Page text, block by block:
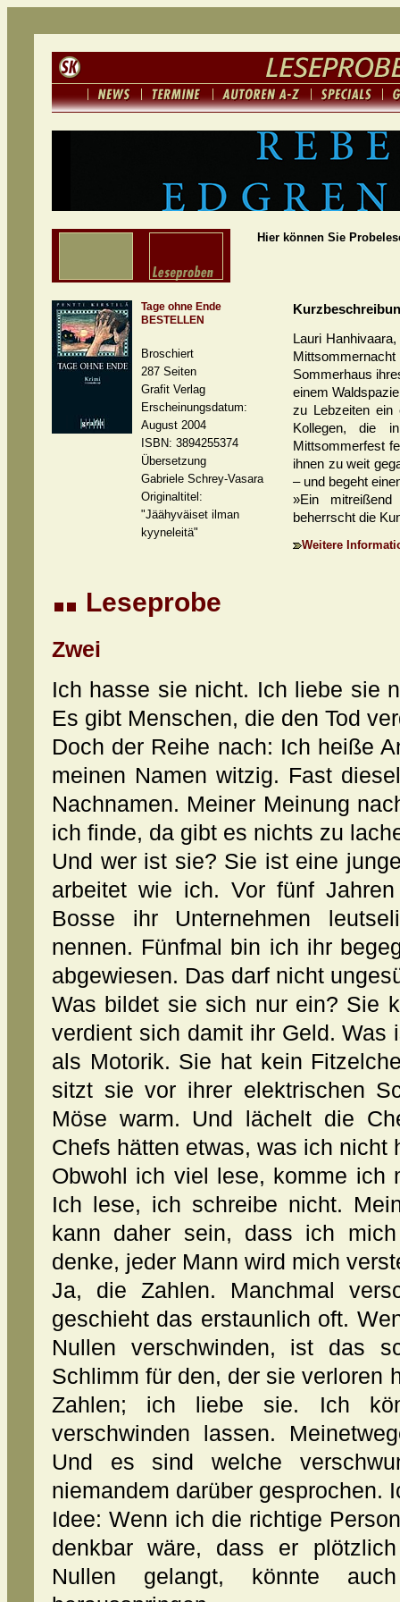
Hier können Sie
Tage ohne Ende
BESTELLEN
Broschiert
287 Seiten
Grafit Verlag
Erscheinungsdatum:
August 2004
ISBN: 3894255374
Übersetzung
Gabriele Schrey-Vasara
Originaltitel:
"Jäähyväiset ilman
kyyneleitä"
Lauri
Sommerhaus
einem
zu Lebzeiten ein
Kollegen, die
Mittsommerfest
ihnen zu weit
– und begeht
»Ein
beherrscht die
Weitere
Leseprobe
Zwei
Ich hasse sie nicht. Ich liebe sie
Es gibt Menschen, die den Tod
Doch der Reihe nach: Ich heiße
meinen Namen witzig. Fast
Nachnamen. Meiner Meinung
ich finde, da gibt es nichts zu
Und wer ist sie? Sie ist eine
arbeitet wie ich. Vor fünf
Bosse ihr Unternehmen
nennen. Fünfmal bin ich ihr
abgewiesen. Das darf nicht
Was bildet sie sich nur ein? Sie
verdient sich damit ihr Geld. Was
als Motorik. Sie hat kein
sitzt sie vor ihrer elektrischen
Möse warm. Und lächelt die
Chefs hätten etwas, was ich nicht
Obwohl ich viel lese, komme ich
Ich lese, ich schreibe nicht.
kann daher sein, dass ich
denke, jeder Mann wird mich
Ja, die Zahlen. Manchmal
geschieht das erstaunlich oft.
Nullen verschwinden, ist das
Schlimm für den, der sie verloren
Zahlen; ich liebe sie. Ich
verschwinden lassen.
Und es sind welche
niemandem darüber gesprochen.
Idee: Wenn ich die richtige
denkbar wäre, dass er
Nullen gelangt, könnte